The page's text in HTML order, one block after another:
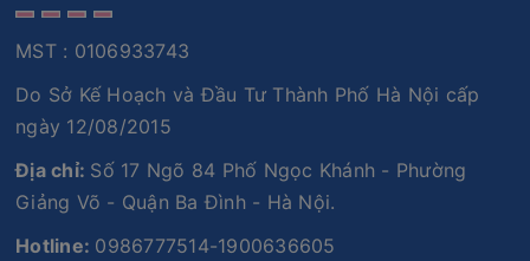
MST : 0106933743
Do Sở Kế Hoạch và Đầu Tư Thành Phố Hà Nội cấp
ngày 12/08/2015
Địa chỉ: Số 17 Ngõ 84 Phố Ngọc Khánh - Phường
Giảng Võ - Quận Ba Đình - Hà Nội.
Hotline: 0986777514-1900636605